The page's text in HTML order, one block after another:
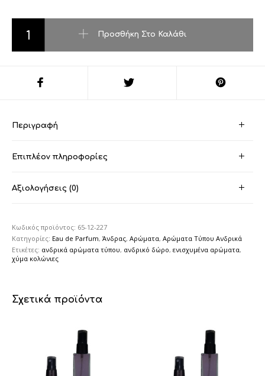
Προσθήκη Στο Καλάθι
Περιγραφή
Επιπλέον πληροφορίες
Αξιολογήσεις (0)
Κωδικός προϊόντος: 65-12-227
Κατηγορίες: Eau de Parfum,Άνδρας,Αρώματα,Αρώματα Τύπου Ανδρικά
Ετικέτες: ανδρικά αρώματα τύπου, ανδρικό δώρο,ενισχυμένα αρώματα,
χύμα κολώνιες
Σχετικά προϊόντα